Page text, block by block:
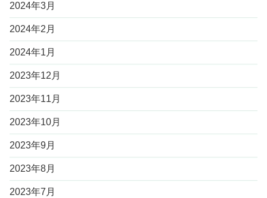
2024年3月
2024年2月
2024年1月
2023年12月
2023年11月
2023年10月
2023年9月
2023年8月
2023年7月